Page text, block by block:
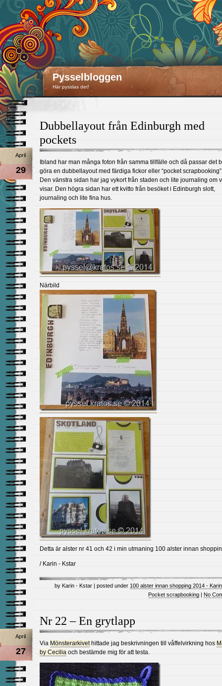
Pysselbloggen
Här pysslas det!
Dubbellayout från Edinburgh med
pockets
April
29
Ibland har man många foton från samma tillfälle och då passar det
göra en dubbellayout med färdiga fickor eller “pocket scrapbooking”
Den vänstra sidan har jag vykort från staden och lite journaling om
visar. Den högra sidan har ett kvitto från besöket i Edinburgh slott,
journaling och lite fina hus.
Närbild
Detta är alster nr 41 och 42 i min utmaning 100 alster innan
/ Karin - Kstar
by Karin - Kstar | posted under 100 alster innan shopping 2014 - Karin
Pocket scrapbooking | No
Nr 22 – En grytlapp
April
27
Via Mönsterarkivethittade jag beskrivningen till våffelvirkning hos
by Cecilia och bestämde mig för att testa.